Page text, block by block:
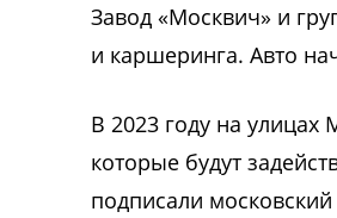
Завод «Москвич» и
и каршеринга. Авто
В 2023 году на улицах
которые будут
подписали